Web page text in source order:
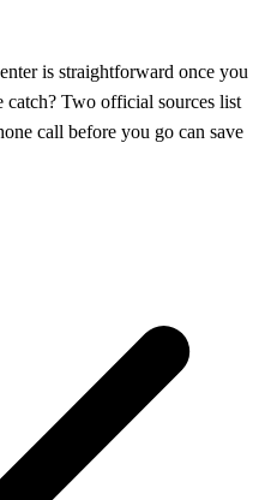
is straightforward once you
catch? Two official sources list
call before you go can save